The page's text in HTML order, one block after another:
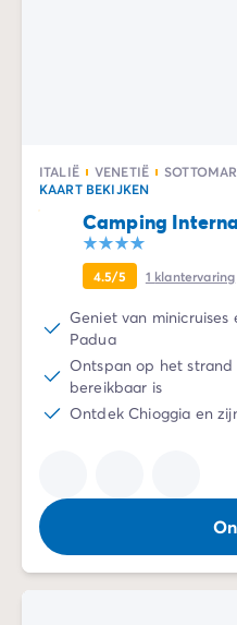
ITALIË VENETIË
KAART BEKIJKEN
Camping
4.5/5 1 klantervaring
Geniet van minicruises
Padua
Ontspan op het
bereikbaar is
Ontdek Chioggia en